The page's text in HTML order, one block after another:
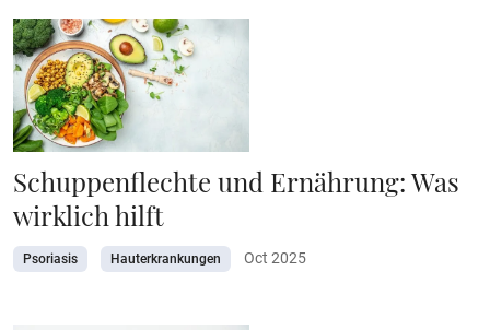
Schuppenflechte und Ernährung: Was
wirklich hilft
Psoriasis Hauterkrankungen Oct 2025